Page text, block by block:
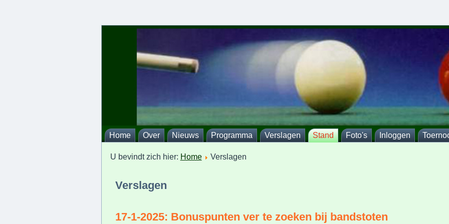
Home Over Nieuws Programma Verslagen Stand Foto's Inloggen
U bevindt zich hier: Home Verslagen
Verslagen
17-1-2025: Bonuspunten ver te zoeken bij bandstoten